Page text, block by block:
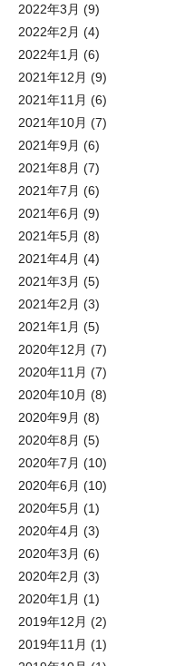
2022年3月 (9)
2022年2月 (4)
2022年1月 (6)
2021年12月 (9)
2021年11月 (6)
2021年10月 (7)
2021年9月 (6)
2021年8月 (7)
2021年7月 (6)
2021年6月 (9)
2021年5月 (8)
2021年4月 (4)
2021年3月 (5)
2021年2月 (3)
2021年1月 (5)
2020年12月 (7)
2020年11月 (7)
2020年10月 (8)
2020年9月 (8)
2020年8月 (5)
2020年7月 (10)
2020年6月 (10)
2020年5月 (1)
2020年4月 (3)
2020年3月 (6)
2020年2月 (3)
2020年1月 (1)
2019年12月 (2)
2019年11月 (1)